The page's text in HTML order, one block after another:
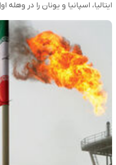
ایتالیا، اسپانیا و یونان را در